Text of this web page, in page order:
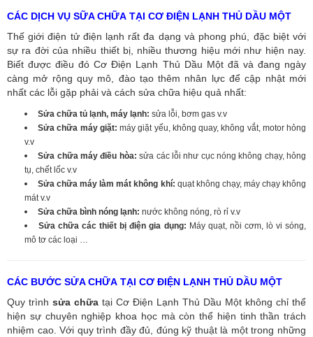
CÁC DỊCH VỤ SỮA CHỮA TẠI CƠ ĐIỆN LẠNH THỦ DẦU MỘT
Thế giới điện tử điện lạnh rất đa dạng và phong phú, đặc biệt với
sự ra đời của nhiều thiết bị, nhiều thương hiệu mới như hiện nay.
Biết được điều đó Cơ Điện Lạnh Thủ Dầu Một đã và đang ngày
càng mở rộng quy mô, đào tạo thêm nhân lực để cập nhật mới
nhất các lỗi gặp phải và cách sửa chữa hiệu quả nhất:
Sửa chữa tủ lạnh, máy lạnh: sửa lỗi, bơm gas v.v
Sửa chữa máy giặt:máy giặt yếu, không quay, không vắt, motor hỏng
v.v
Sửa chữa máy điều hòa: sửa các lỗi như cục nóng không chạy, hỏng
tụ, chết lốc v.v
Sửa chữa máy làm mát không khí: quạt không chạy, máy chạy không
mát v.v
Sửa chữa bình nóng lạnh: nước không nóng, rò rỉ v.v
Sửa chữa các thiết bị điện gia dụng: Máy quạt, nồi cơm, lò vi sóng,
mô tơ các loại …
CÁC BƯỚC SỬA CHỮA TẠI CƠ ĐIỆN LẠNH THỦ DẦU MỘT
Quy trình sửa chữa tại Cơ Điện Lạnh Thủ Dầu Một không chỉ thể
hiện sự chuyên nghiệp khoa học mà còn thể hiện tinh thần trách
nhiệm cao. Với quy trình đầy đủ, đúng kỹ thuật là một trong những